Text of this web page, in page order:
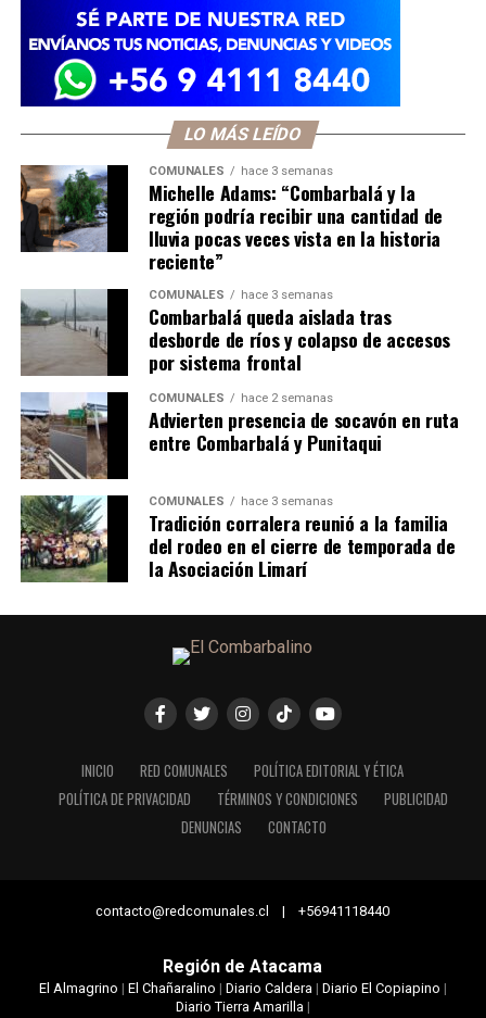
LO MÁS LEÍDO
COMUNALES hace 3 semanas
Michelle Adams: “Combarbalá y la
región podría recibir una cantidad de
lluvia pocas veces vista en la historia
reciente”
COMUNALES hace 3 semanas
Combarbalá queda aislada tras
desborde de ríos y colapso de accesos
por sistema frontal
COMUNALES hace 2 semanas
Advierten presencia de socavón en ruta
entre Combarbalá y Punitaqui
COMUNALES hace 3 semanas
Tradición corralera reunió a la familia
del rodeo en el cierre de temporada de
la Asociación Limarí
INICIO RED COMUNALES
POLÍTICA EDITORIAL Y ÉTICA
POLÍTICA DE PRIVACIDAD
TÉRMINOS Y CONDICIONES
PUBLICIDAD
DENUNCIAS
CONTACTO
contacto@redcomunales.cl | +56941118440
Región de Atacama
El Almagrino | El Chañaralino | Diario Caldera | Diario El Copiapino |
Diario Tierra Amarilla |